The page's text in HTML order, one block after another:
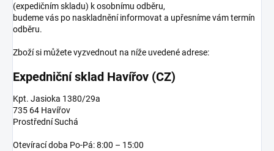
(expedičním skladu) k osobnímu odběru,
budeme vás po naskladnění informovat a upřesníme vám termín
odběru.
Zboží si můžete vyzvednout na níže uvedené adrese:
Expedniční sklad Havířov (CZ)
Kpt. Jasioka 1380/29a
735 64 Havířov
Prostřední Suchá
Otevírací doba Po-Pá: 8:00 – 15:00